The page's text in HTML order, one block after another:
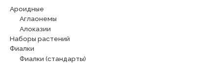
Ароидные
Аглаонемы
Алоказии
Наборы растений
Фиалки
Фиалки (стандарты)